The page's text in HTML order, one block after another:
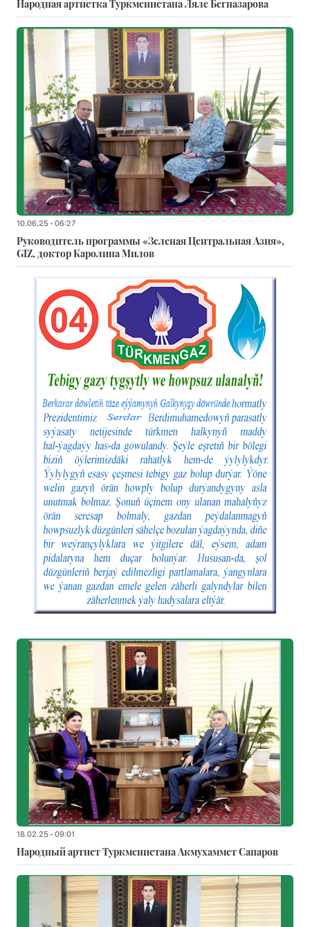
Народная артистка Туркменистана Ляле Бегназарова
10.06.25 - 06:27
Руководитель программы «Зеленая Центральная Азия»,
GIZ, доктор Каролина Милов
18.02.25 - 09:01
Народный артист Туркменистана Акмухаммет Сапаров